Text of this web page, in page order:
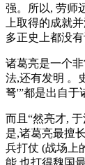
强。所以, 劳师
上取得的成就
多正史上都没
诸葛亮是一个
法,还有发明 。
弩'”都是出自于
而且“然亮才,
是,诸葛亮最擅
兵打仗 (战场上
能,也打得魏国